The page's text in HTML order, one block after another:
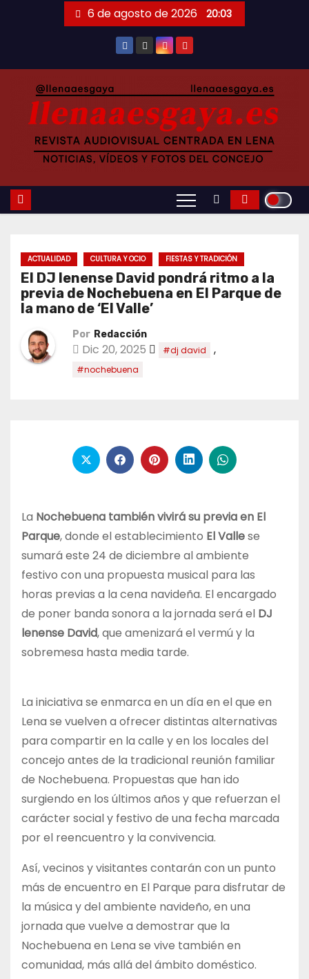
6 de agosto de 2026 20:03
ACTUALIDAD CULTURA Y OCIO FIESTAS Y TRADICIÓN
El DJ lenense David pondrá ritmo a la
previa de Nochebuena en El Parque de
la mano de ‘El Valle’
Por Redacción
Dic 20, 2025 #dj david ,
#nochebuena
La Nochebuena también vivirá su previa en El
Parque, donde el establecimiento El Vallese
sumará este 24 de diciembre al ambiente
festivo con una propuesta musical para las
horas previas a la cena navideña. El encargado
de poner banda sonora a la jornada será el DJ
lenense David, que amenizará el vermú y la
sobremesa hasta media tarde.
La iniciativa se enmarca en un día en el que en
Lena se vuelven a ofrecer distintas alternativas
para compartir en la calle y en los locales del
concejo antes de la tradicional reunión familiar
de Nochebuena. Propuestas que han ido
surgiendo en los últimos años y que refuerzan el
carácter social y festivo de una fecha marcada
por el reencuentro y la convivencia.
Así, vecinos y visitantes contarán con un punto
más de encuentro en El Parque para disfrutar de
la música y del ambiente navideño, en una
jornada que vuelve a demostrar que la
Nochebuena en Lena se vive también en
comunidad, más allá del ámbito doméstico.